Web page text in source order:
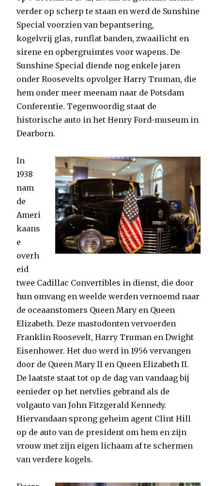
verder op scherp te staan en werd de Sunshine
Special voorzien van bepantsering,
kogelvrij glas, runflat banden, zwaailicht en
sirene en opbergruimtes voor wapens. De
Sunshine Special diende nog enkele jaren
onder Roosevelts opvolger Harry Truman, die
hem onder meer meenam naar de Potsdam
Conferentie. Tegenwoordig staat de
historische auto in het Henry Ford-museum in
Dearborn.
In
1938
nam
de
Ameri
kaans
e
overh
eid
twee Cadillac Convertibles in dienst, die door
hun omvang en weelde werden vernoemd naar
de oceaanstomers Queen Mary en Queen
Elizabeth. Deze mastodonten vervoerden
Franklin Roosevelt, Harry Truman en Dwight
Eisenhower. Het duo werd in 1956 vervangen
door de Queen Mary II en Queen Elizabeth II.
De laatste staat tot op de dag van vandaag bij
eenieder op het netvlies gebrand als de
volgauto van John Fitzgerald Kennedy.
Hiervandaan sprong geheim agent Clint Hill
op de auto van de president om hem en zijn
vrouw met zijn eigen lichaam af te schermen
van verdere kogels.